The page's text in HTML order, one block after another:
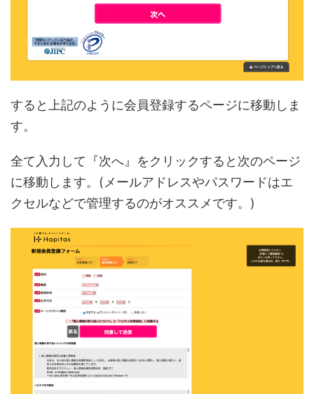
すると上記のように会員登録するページに移動しま
す。
全て入力して『次へ』をクリックすると次のページ
に移動します。(メールアドレスやパスワードはエ
クセルなどで管理するのがオススメです。)